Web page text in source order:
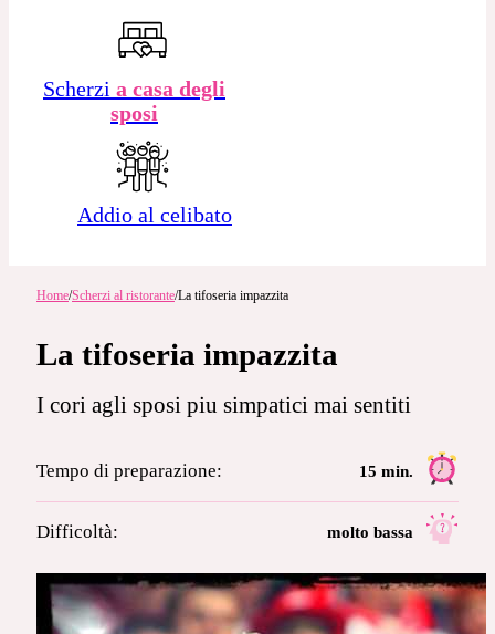
Scherzi a casa degli
sposi
Addio al celibato
Home/Scherzi al ristorante/La tifoseria impazzita
La tifoseria impazzita
I cori agli sposi piu simpatici mai sentiti
Tempo di preparazione: 15 min.
Difficoltà: molto bassa